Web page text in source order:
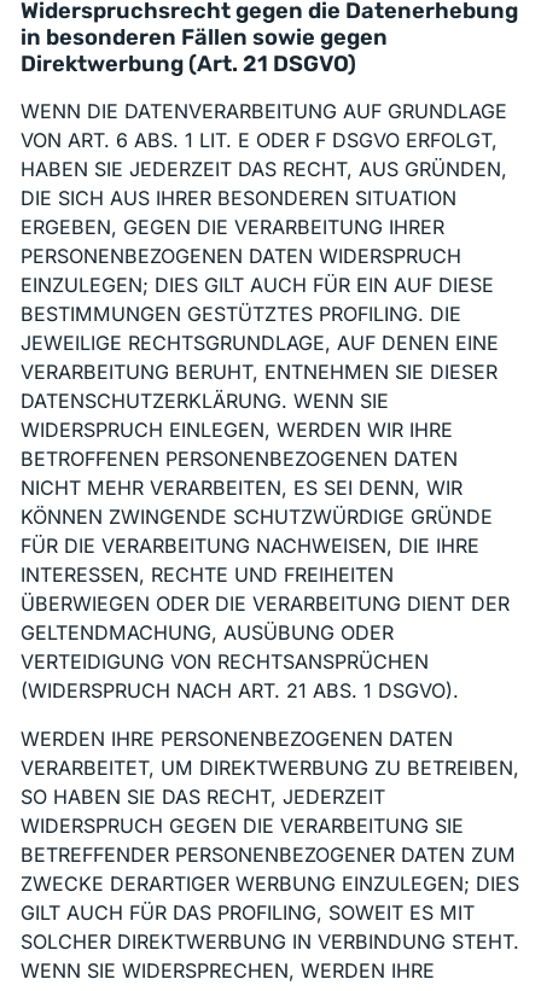
Widerspruchsrecht gegen die Datenerhebung
in besonderen Fällen sowie gegen
Direktwerbung (Art. 21 DSGVO)
WENN DIE DATENVERARBEITUNG AUF GRUNDLAGE
VON ART. 6 ABS. 1 LIT. E ODER F DSGVO ERFOLGT,
HABEN SIE JEDERZEIT DAS RECHT, AUS GRÜNDEN,
DIE SICH AUS IHRER BESONDEREN SITUATION
ERGEBEN, GEGEN DIE VERARBEITUNG IHRER
PERSONENBEZOGENEN DATEN WIDERSPRUCH
EINZULEGEN; DIES GILT AUCH FÜR EIN AUF DIESE
BESTIMMUNGEN GESTÜTZTES PROFILING. DIE
JEWEILIGE RECHTSGRUNDLAGE, AUF DENEN EINE
VERARBEITUNG BERUHT, ENTNEHMEN SIE DIESER
DATENSCHUTZERKLÄRUNG. WENN SIE
WIDERSPRUCH EINLEGEN, WERDEN WIR IHRE
BETROFFENEN PERSONENBEZOGENEN DATEN
NICHT MEHR VERARBEITEN, ES SEI DENN, WIR
KÖNNEN ZWINGENDE SCHUTZWÜRDIGE GRÜNDE
FÜR DIE VERARBEITUNG NACHWEISEN, DIE IHRE
INTERESSEN, RECHTE UND FREIHEITEN
ÜBERWIEGEN ODER DIE VERARBEITUNG DIENT DER
GELTENDMACHUNG, AUSÜBUNG ODER
VERTEIDIGUNG VON RECHTSANSPRÜCHEN
(WIDERSPRUCH NACH ART. 21 ABS. 1 DSGVO).
WERDEN IHRE PERSONENBEZOGENEN DATEN
VERARBEITET, UM DIREKTWERBUNG ZU BETREIBEN,
SO HABEN SIE DAS RECHT, JEDERZEIT
WIDERSPRUCH GEGEN DIE VERARBEITUNG SIE
BETREFFENDER PERSONENBEZOGENER DATEN ZUM
ZWECKE DERARTIGER WERBUNG EINZULEGEN; DIES
GILT AUCH FÜR DAS PROFILING, SOWEIT ES MIT
SOLCHER DIREKTWERBUNG IN VERBINDUNG STEHT.
WENN SIE WIDERSPRECHEN, WERDEN IHRE